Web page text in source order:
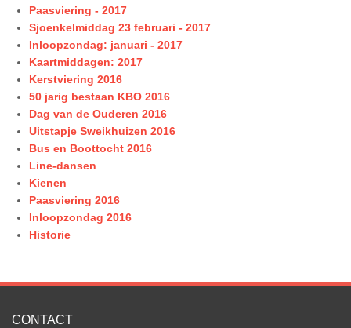
Paasviering - 2017
Sjoenkelmiddag 23 februari - 2017
Inloopzondag: januari - 2017
Kaartmiddagen: 2017
Kerstviering 2016
50 jarig bestaan KBO 2016
Dag van de Ouderen 2016
Uitstapje Sweikhuizen 2016
Bus en Boottocht 2016
Line-dansen
Kienen
Paasviering 2016
Inloopzondag 2016
Historie
CONTACT